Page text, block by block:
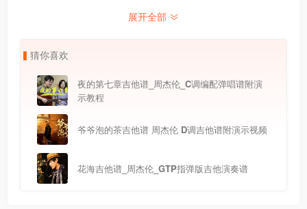
展开全部
猜你喜欢
夜的第七章吉他谱_周杰伦_C调编配弹唱谱附演
示教程
爷爷泡的茶吉他谱 周杰伦 D调吉他谱附演示视频
花海吉他谱_周杰伦_GTP指弹版吉他演奏谱